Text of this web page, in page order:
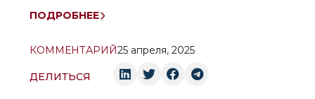
ПОДРОБНЕЕ
КОММЕНТАРИЙ25 апреля, 2025
ДЕЛИТЬСЯ